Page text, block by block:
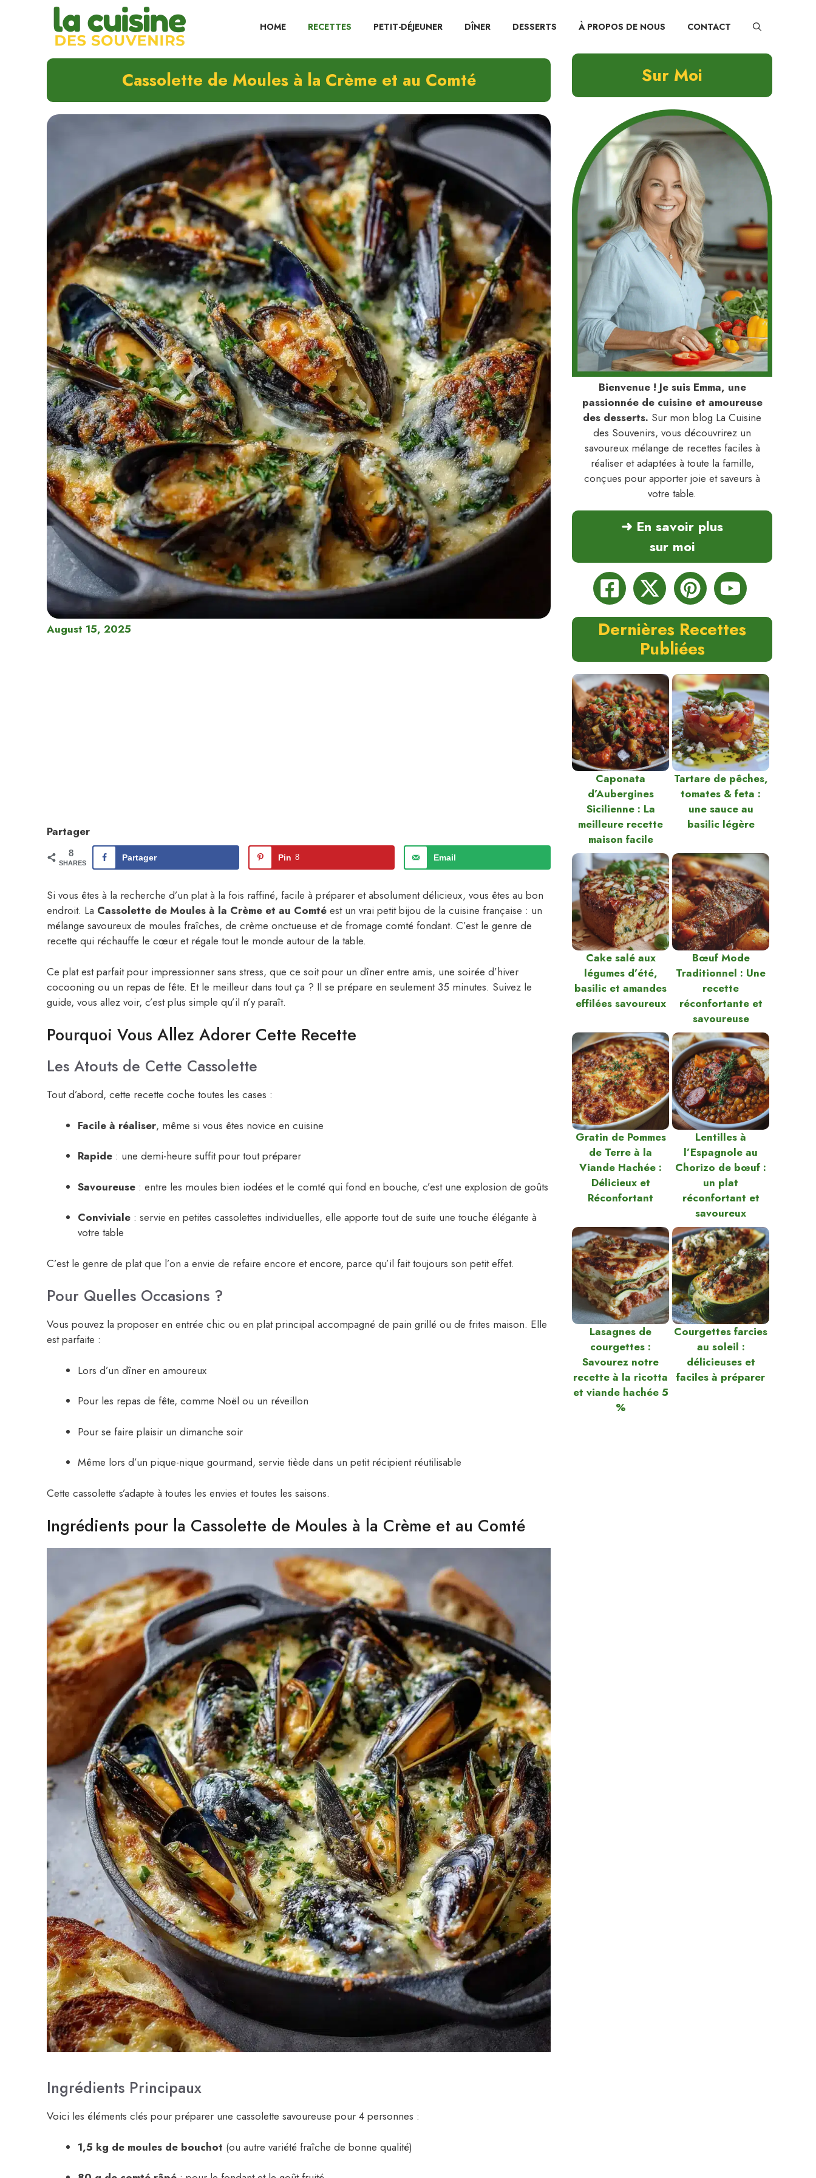
HOME RECETTES PETIT-DÉJEUNER DÎNER DESSERTS À PROPOS DE NOUS CONTACT
Cassolette de Moules à la Crème et au Comté
August 15, 2025
Partager
8
SHARES
Partager Pin 8 Email
Si vous êtes à la recherche d’un plat à la fois raffiné, facile à préparer et absolument délicieux, vous êtes au bon
endroit. La Cassolette de Moules à la Crème et au Comté est un vrai petit bijou de la cuisine française : un
mélange savoureux de moules fraîches, de crème onctueuse et de fromage comté fondant. C’est le genre de
recette qui réchauffe le cœur et régale tout le monde autour de la table.
Ce plat est parfait pour impressionner sans stress, que ce soit pour un dîner entre amis, une soirée d’hiver
cocooning ou un repas de fête. Et le meilleur dans tout ça ? Il se prépare en seulement 35 minutes. Suivez le
guide, vous allez voir, c’est plus simple qu’il n’y paraît.
Pourquoi Vous Allez Adorer Cette Recette
Les Atouts de Cette Cassolette
Tout d’abord, cette recette coche toutes les cases :
Facile à réaliser, même si vous êtes novice en cuisine
Rapide : une demi-heure suffit pour tout préparer
Savoureuse : entre les moules bien iodées et le comté qui fond en bouche, c’est une explosion de goûts
Conviviale : servie en petites cassolettes individuelles, elle apporte tout de suite une touche élégante à
votre table
C’est le genre de plat que l’on a envie de refaire encore et encore, parce qu’il fait toujours son petit effet.
Pour Quelles Occasions ?
Vous pouvez la proposer en entrée chic ou en plat principal accompagné de pain grillé ou de frites maison. Elle
est parfaite :
Lors d’un dîner en amoureux
Pour les repas de fête, comme Noël ou un réveillon
Pour se faire plaisir un dimanche soir
Même lors d’un pique-nique gourmand, servie tiède dans un petit récipient réutilisable
Cette cassolette s’adapte à toutes les envies et toutes les saisons.
Ingrédients pour la Cassolette de Moules à la Crème et au Comté
Ingrédients Principaux
Voici les éléments clés pour préparer une cassolette savoureuse pour 4 personnes :
1,5 kg de moules de bouchot (ou autre variété fraîche de bonne qualité)
Sur Moi
Bienvenue ! Je suis Emma, une
passionnée de cuisine et amoureuse
des desserts. Sur mon blog La Cuisine
des Souvenirs, vous découvrirez un
savoureux mélange de recettes faciles à
réaliser et adaptées à toute la famille,
conçues pour apporter joie et saveurs à
votre table.
➜ En savoir plus
sur moi
Dernières Recettes
Publiées
Caponata
d’Aubergines
Sicilienne : La
meilleure recette
maison facile
Tartare de pêches,
tomates & feta :
une sauce au
basilic légère
Cake salé aux
légumes d’été,
basilic et amandes
effilées savoureux
Bœuf Mode
Traditionnel : Une
recette
réconfortante et
savoureuse
Gratin de Pommes
de Terre à la
Viande Hachée :
Délicieux et
Réconfortant
Lentilles à
l’Espagnole au
Chorizo de bœuf :
un plat
réconfortant et
savoureux
Lasagnes de
courgettes :
Savourez notre
recette à la ricotta
et viande hachée 5
%
Courgettes farcies
au soleil :
délicieuses et
faciles à préparer